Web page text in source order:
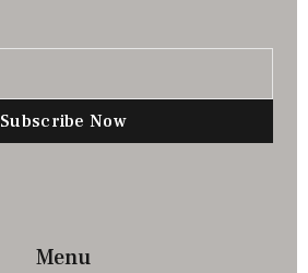
Subscribe Now
Menu